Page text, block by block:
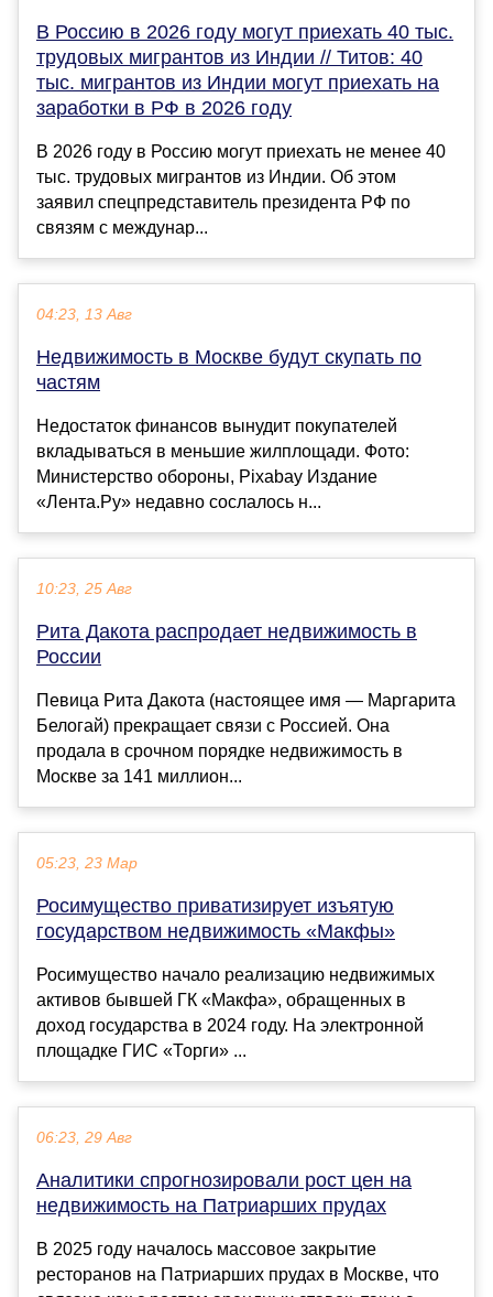
В Россию в 2026 году могут приехать 40 тыс.
трудовых мигрантов из Индии // Титов: 40
тыс. мигрантов из Индии могут приехать на
заработки в РФ в 2026 году
В 2026 году в Россию могут приехать не менее 40
тыс. трудовых мигрантов из Индии. Об этом
заявил спецпредставитель президента РФ по
связям с междунар...
04:23, 13 Авг
Недвижимость в Москве будут скупать по
частям
Недостаток финансов вынудит покупателей
вкладываться в меньшие жилплощади. Фото:
Министерство обороны, Pixabay Издание
«Лента.Ру» недавно сослалось н...
10:23, 25 Авг
Рита Дакота распродает недвижимость в
России
Певица Рита Дакота (настоящее имя — Маргарита
Белогай) прекращает связи с Россией. Она
продала в срочном порядке недвижимость в
Москве за 141 миллион...
05:23, 23 Мар
Росимущество приватизирует изъятую
государством недвижимость «Макфы»
Росимущество начало реализацию недвижимых
активов бывшей ГК «Макфа», обращенных в
доход государства в 2024 году. На электронной
площадке ГИС «Торги» ...
06:23, 29 Авг
Аналитики спрогнозировали рост цен на
недвижимость на Патриарших прудах
В 2025 году началось массовое закрытие
ресторанов на Патриарших прудах в Москве, что